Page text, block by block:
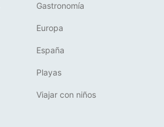
Gastronomía
Europa
España
Playas
Viajar con niños